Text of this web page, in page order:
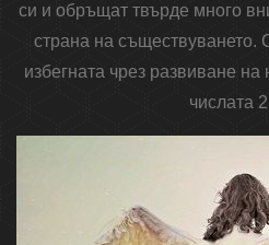
си и обръщат твърде много
страна на
избегната чрез развиване на
числата